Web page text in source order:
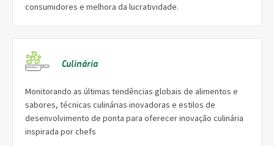
consumidores e melhora da lucratividade.
Culinária
Monitorando as últimas tendências globais de alimentos e
sabores, técnicas culinárias inovadoras e estilos de
desenvolvimento de ponta para oferecer inovação culinária
inspirada por chefs